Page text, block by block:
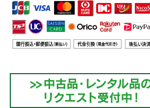
FAXでのご注文
0739-72-4532 24時間受付